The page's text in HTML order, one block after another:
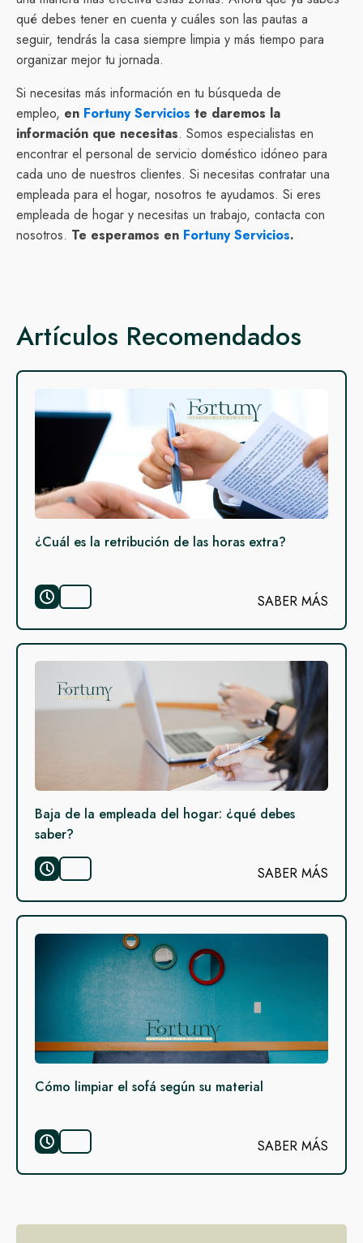
qué debes tener en cuenta y cuáles son las pautas a
seguir, tendrás la casa siempre limpia y más tiempo para
organizar mejor tu jornada.
Si necesitas más información en tu búsqueda de
empleo, en Fortuny Servicios te daremos la
información que necesitas. Somos especialistas en
encontrar el personal de servicio doméstico idóneo para
cada uno de nuestros clientes. Si necesitas contratar una
empleada para el hogar, nosotros te ayudamos. Si eres
empleada de hogar y necesitas un trabajo, contacta con
nosotros. Te esperamos en Fortuny Servicios.
Artículos Recomendados
¿Cuál es la retribución de las horas extra?
SABER MÁS
Baja de la empleada del hogar: ¿qué debes
saber?
SABER MÁS
Cómo limpiar el sofá según su material
SABER MÁS